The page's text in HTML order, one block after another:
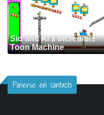
Sid and Al's Incredible
Toon Machine
Ponerse en contacto